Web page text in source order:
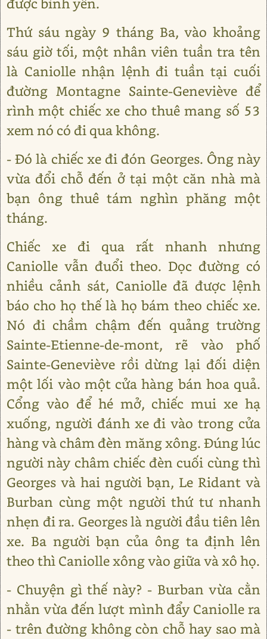
Thứ sáu ngày 9 tháng Ba, vào khoảng
sáu giờ tối, một nhân viên tuần tra tên
là Caniolle nhận lệnh đi tuần tại cuối
đường Montagne Sainte-Geneviève để
rình một chiếc xe cho thuê mang số 53
xem nó có đi qua không.
- Đó là chiếc xe đi đón Georges. Ông này
vừa đổi chỗ đến ở tại một căn nhà mà
bạn ông thuê tám nghìn phăng một
tháng.
Chiếc xe đi qua rất nhanh nhưng
Caniolle vẫn đuổi theo. Dọc đường có
nhiều cảnh sát, Caniolle đã được lệnh
báo cho họ thế là họ bám theo chiếc xe.
Nó đi chầm chậm đến quảng trường
Sainte-Etienne-de-mont, rẽ vào phố
Sainte-Geneviève rồi dừng lại đối diện
một lối vào một cửa hàng bán hoa quả.
Cổng vào để hé mở, chiếc mui xe hạ
xuống, người đánh xe đi vào trong cửa
hàng và châm đèn măng xông. Đúng lúc
người này châm chiếc đèn cuối cùng thì
Georges và hai người bạn, Le Ridant và
Burban cùng một người thứ tư nhanh
nhẹn đi ra. Georges là người đầu tiên lên
xe. Ba người bạn của ông ta định lên
theo thì Caniolle xông vào giữa và xô họ.
- Chuyện gì thế này? - Burban vừa cằn
nhằn vừa đến lượt mình đẩy Caniolle ra
- trên đường không còn chỗ hay sao mà